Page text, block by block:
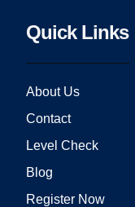
Quick Links
About Us
Contact
Level Check
Blog
Register Now